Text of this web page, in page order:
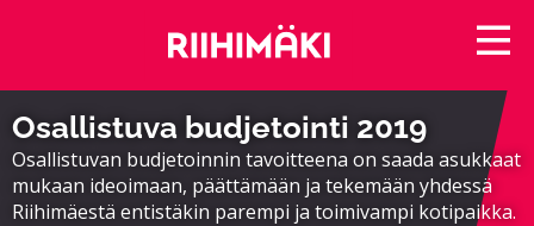
Osallistuva budjetointi 2019
Osallistuvan budjetoinnin tavoitteena on saada asukkaat
mukaan ideoimaan, päättämään ja tekemään yhdessä
Riihimäestä entistäkin parempi ja toimivampi kotipaikka.